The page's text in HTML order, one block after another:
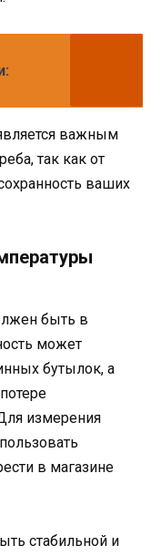
важным
так как от
ваших
быть в
может
бутылок, а
измерения
в магазине
стабильной и